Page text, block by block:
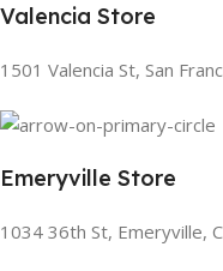
Valencia Store
1501 Valencia St, San
Emeryville Store
1034 36th St, Emeryville,